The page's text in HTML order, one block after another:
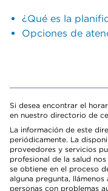
¿Qué es la
Opciones de
Si desea encontrar el
en nuestro directorio de
La información de este
periódicamente. La
proveedores y servicios
profesional de la salud
se obtiene en el proceso
alguna pregunta,
personas con problemas